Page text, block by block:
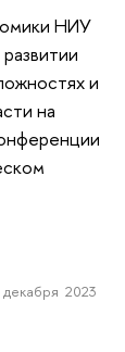
НИУ
и
на
декабря 2023